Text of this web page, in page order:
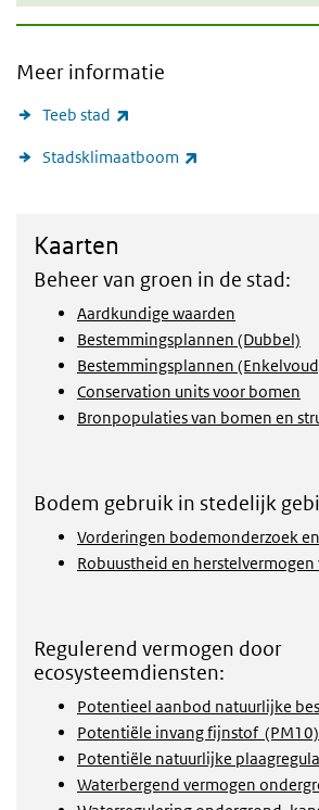
Meer informatie
Teeb stad
Stadsklimaatboom
Kaarten
Beheer van groen in de stad:
Aardkundige waarden
Bestemmingsplannen (Dubbel)
Bestemmingsplannen
Conservation units voor bomen
Bronpopulaties van bomen en
Bodem gebruik in stedelijk
Vorderingen bodemonderzoek
Robuustheid en
Regulerend vermogen door
ecosysteemdiensten:
Potentieel aanbod natuurlijke
Potentiële invang fijnstof
Potentiële natuurlijke
Waterbergend vermogen